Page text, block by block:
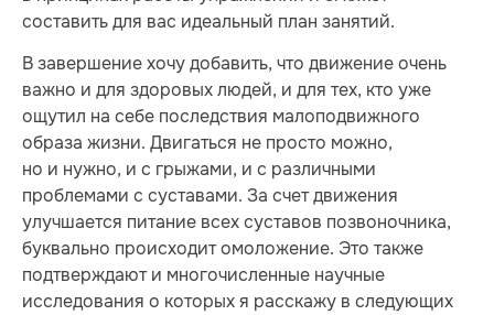
составить для вас идеальный план занятий.
В завершение хочу добавить, что движение очень
важно и для здоровых людей, и для тех, кто уже
ощутил на себе последствия малоподвижного
образа жизни. Двигаться не просто можно,
но и нужно, и с грыжами, и с различными
проблемами с суставами. За счет движения
улучшается питание всех суставов позвоночника,
буквально происходит омоложение. Это также
подтверждают и многочисленные научные
исследования о которых я расскажу в следующих